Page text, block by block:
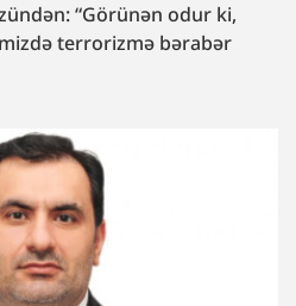
“Görünən odur ki,
terrorizmə bərabər